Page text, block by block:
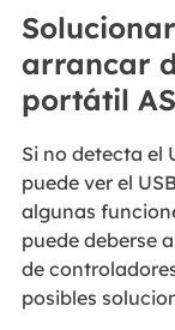
arrancar
portátil
Si no detecta el
puede ver el
algunas
puede deberse
de
posibles